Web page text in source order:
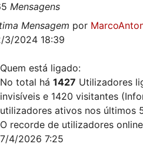
Mensagens
Mensagem por
3/2024 18:39
Quem está ligado:
No total há 1427 Utilizadores
invisíveis e 1420 visitantes
utilizadores ativos nos últimos
O recorde de utilizadores
7/4/2026 7:25